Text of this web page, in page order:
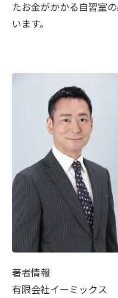
たお金がかかる自習室
います。
著者情報
有限会社イーミックス